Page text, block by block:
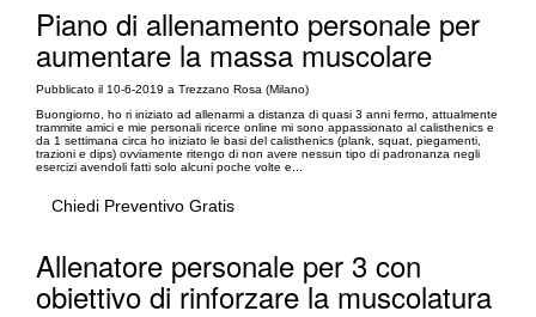
Piano di allenamento personale per
aumentare la massa muscolare
Pubblicato il 10-6-2019 a Trezzano Rosa (Milano)
Buongiorno, ho ri iniziato ad allenarmi a distanza di quasi 3 anni fermo, attualmente
trammite amici e mie personali ricerce online mi sono appassionato al calisthenics e
da 1 settimana circa ho iniziato le basi del calisthenics (plank, squat, piegamenti,
trazioni e dips) ovviamente ritengo di non avere nessun tipo di padronanza negli
esercizi avendoli fatti solo alcuni poche volte e...
Chiedi Preventivo Gratis
Allenatore personale per 3 con
obiettivo di rinforzare la muscolatura